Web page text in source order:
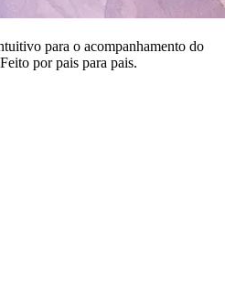
para o acompanhamento do
por pais para pais.